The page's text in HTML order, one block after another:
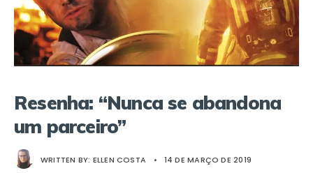
Resenha: “Nunca se abandona
um parceiro”
WRITTEN BY: ELLEN COSTA • 14 DE MARÇO DE 2019